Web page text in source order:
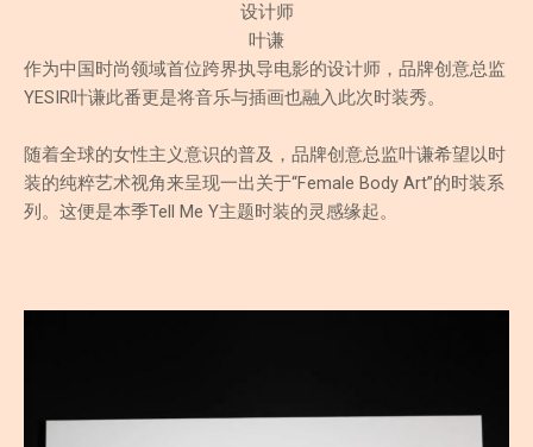
设计师
叶谦
作为中国时尚领域首位跨界执导电影的设计师，品牌创意总监
YESIR叶谦此番更是将音乐与插画也融入此次时装秀。
随着全球的女性主义意识的普及，品牌创意总监叶谦希望以时
装的纯粹艺术视角来呈现一出关于“Female Body Art”的时装系
列。这便是本季Tell Me Y主题时装的灵感缘起。